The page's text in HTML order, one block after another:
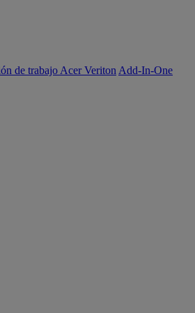
de trabajo Acer Veriton Add-In-One